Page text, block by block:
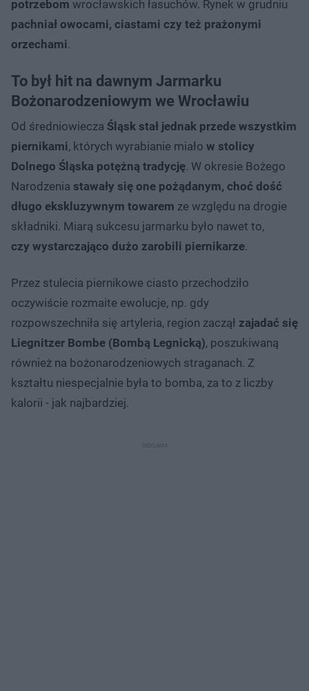
potrzebom wrocławskich łasuchów. Rynek w grudniu
pachniał owocami, ciastami czy też prażonymi
orzechami.
To był hit na dawnym Jarmarku
Bożonarodzeniowym we Wrocławiu
Od średniowiecza Śląsk stał jednak przede wszystkim
piernikami, których wyrabianie miało w stolicy
Dolnego Śląska potężną tradycję. W okresie Bożego
Narodzenia stawały się one pożądanym, choć dość
długo ekskluzywnym towarem ze względu na drogie
składniki. Miarą sukcesu jarmarku było nawet to,
czy wystarczająco dużo zarobili piernikarze.
Przez stulecia piernikowe ciasto przechodziło
oczywiście rozmaite ewolucje, np. gdy
rozpowszechniła się artyleria, region zaczął zajadać się
Liegnitzer Bombe (Bombą Legnicką), poszukiwaną
również na bożonarodzeniowych straganach. Z
kształtu niespecjalnie była to bomba, za to z liczby
kalorii - jak najbardziej.